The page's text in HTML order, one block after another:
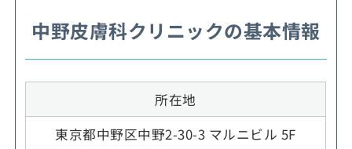
中野皮膚科クリニックの基本情報
所在地
東京都中野区中野2-30-3 マルニビル 5F